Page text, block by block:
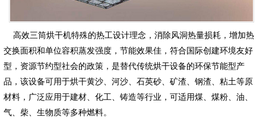
高效三筒烘干机特殊的热工设计理念，消除风洞热量损耗，增加热
交换面积和单位容积蒸发强度，节能效果佳，符合国际创建环境友好
型，资源节约型社会的政策，是替代传统烘干设备的环保节能型产
品，该设备可用于烘干黄沙、河沙、石英砂、矿渣、钢渣、粘土等原
材料，广泛应用于建材、化工、铸造等行业，可适用煤、煤粉、油、
气、柴、生物质等多种燃料。